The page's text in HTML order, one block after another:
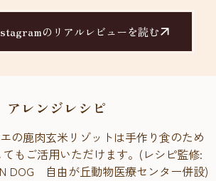
のリアルレビューを読む
アレンジレシピ
の鹿肉玄米リゾットは手作り食のため
もご活用いただけます。(レシピ監修:
DOG 自由が丘動物医療センター併設)